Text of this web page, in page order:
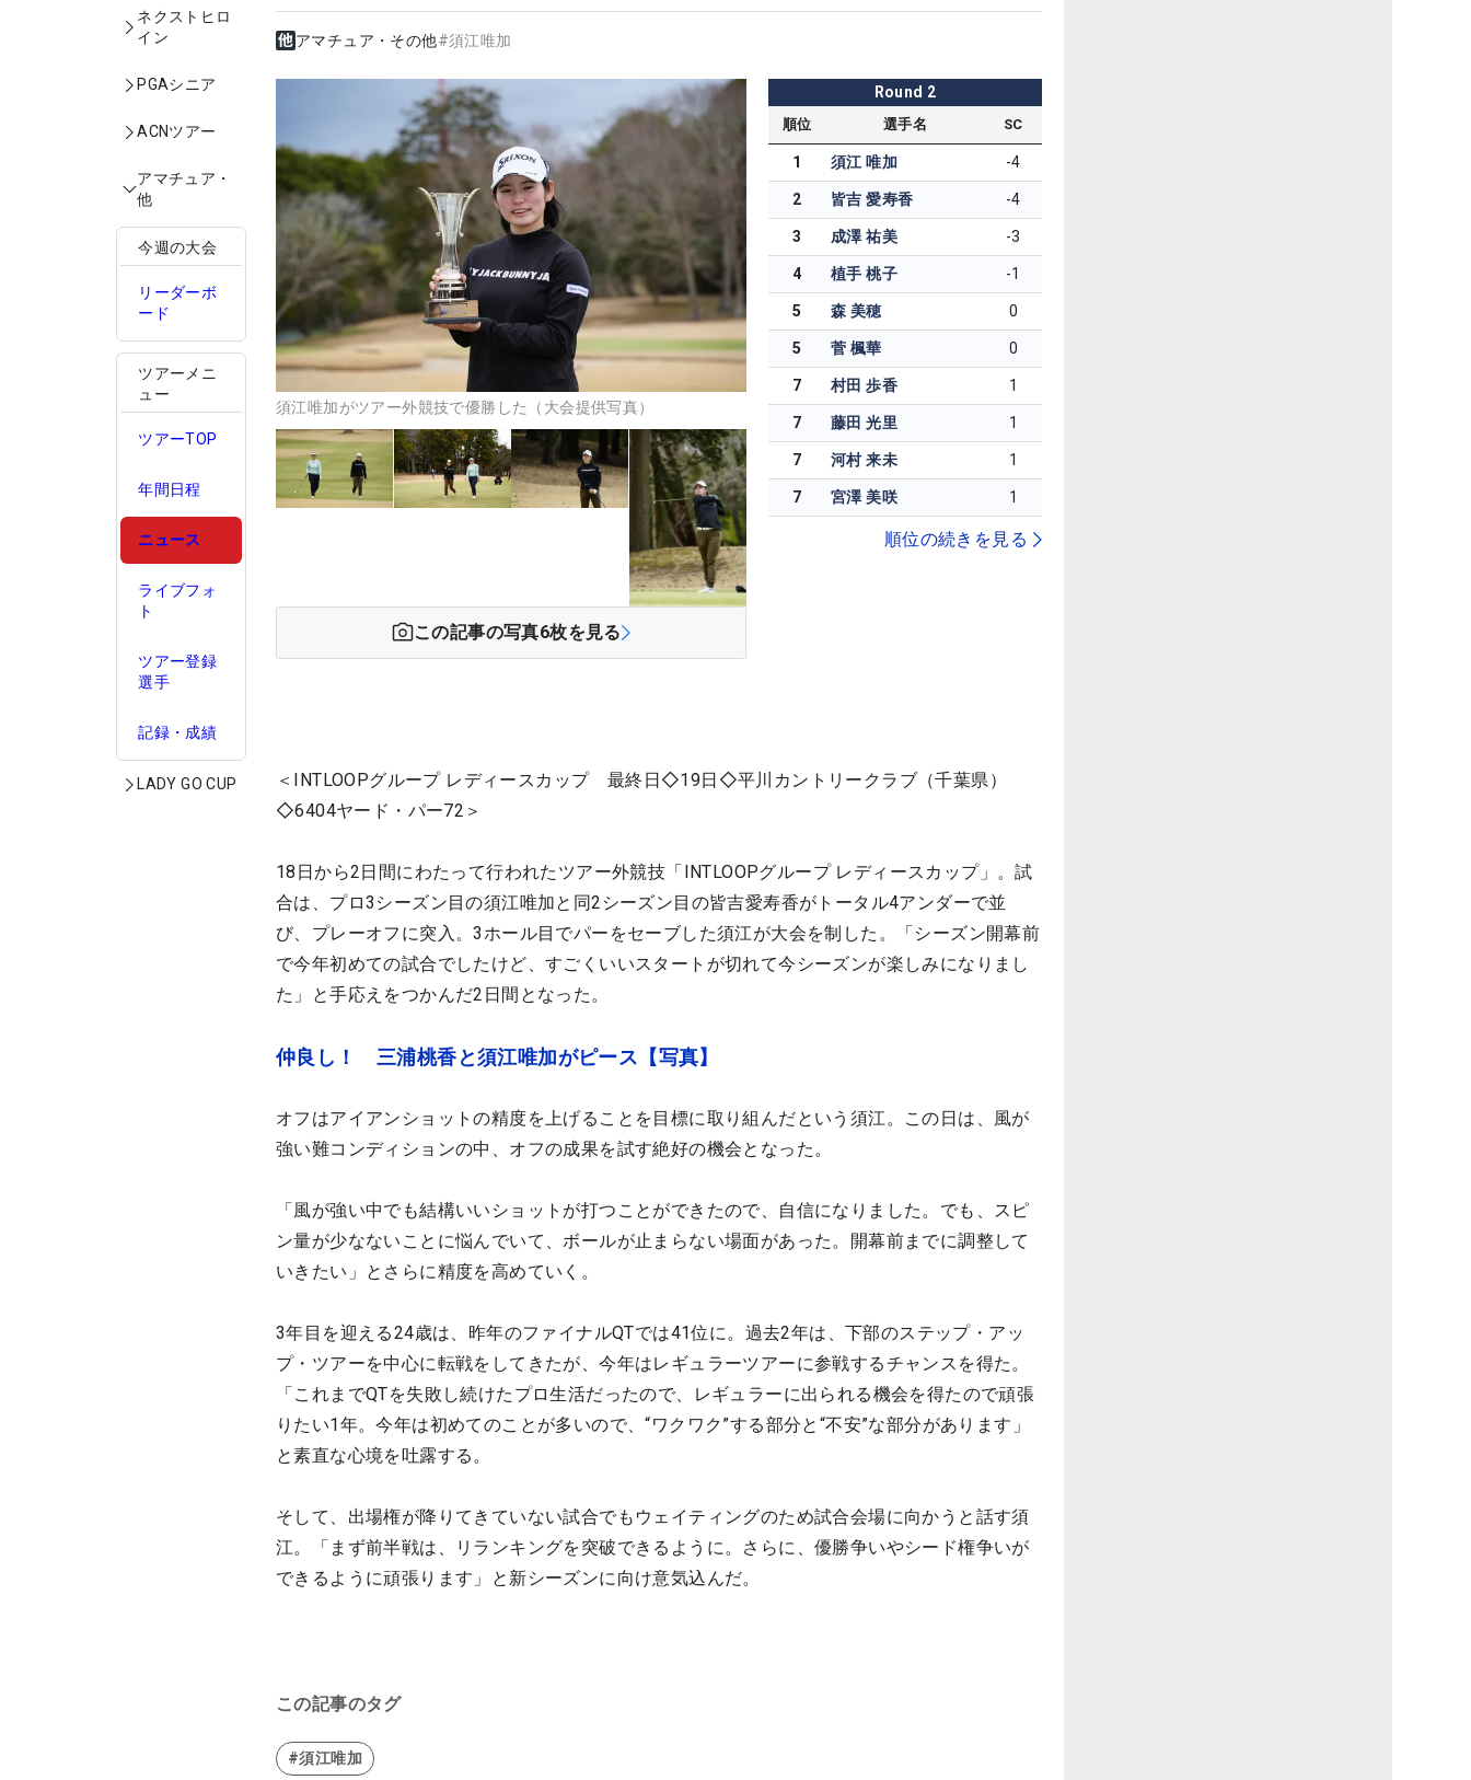
ネクストヒロ
イン
PGAシニア
ACNツアー
アマチュア・
他
今週の大会
リーダーボ
ード
ツアーメニ
ュー
ツアーTOP
年間日程
ニュース
ライブフォ
ト
ツアー登録
選手
記録・成績
LADY GO CUP
アマチュア・その他#須江唯加
須江唯加がツアー外競技で優勝した（大会提供写真）
この記事の写真6枚を見る
Round 2
順位 選手名 SC
1 須江 唯加 -4
2 皆吉 愛寿香 -4
3 成澤 祐美 -3
4 植手 桃子 -1
5 森 美穂 0
5 菅 楓華 0
7 村田 歩香 1
7 藤田 光里 1
7 河村 来未 1
7 宮澤 美咲 1
順位の続きを見る
＜INTLOOPグループ レディースカップ 最終日◇19日◇平川カントリークラブ（千葉県）
◇6404ヤード・パー72＞
18日から2日間にわたって行われたツアー外競技「INTLOOPグループ レディースカップ」。試
合は、プロ3シーズン目の須江唯加と同2シーズン目の皆吉愛寿香がトータル4アンダーで並
び、プレーオフに突入。3ホール目でパーをセーブした須江が大会を制した。「シーズン開幕前
で今年初めての試合でしたけど、すごくいいスタートが切れて今シーズンが楽しみになりまし
た」と手応えをつかんだ2日間となった。
仲良し！ 三浦桃香と須江唯加がピース【写真】
オフはアイアンショットの精度を上げることを目標に取り組んだという須江。この日は、風が
強い難コンディションの中、オフの成果を試す絶好の機会となった。
「風が強い中でも結構いいショットが打つことができたので、自信になりました。でも、スピ
ン量が少なないことに悩んでいて、ボールが止まらない場面があった。開幕前までに調整して
いきたい」とさらに精度を高めていく。
3年目を迎える24歳は、昨年のファイナルQTでは41位に。過去2年は、下部のステップ・アッ
プ・ツアーを中心に転戦をしてきたが、今年はレギュラーツアーに参戦するチャンスを得た。
「これまでQTを失敗し続けたプロ生活だったので、レギュラーに出られる機会を得たので頑張
りたい1年。今年は初めてのことが多いので、“ワクワク”する部分と“不安”な部分があります」
と素直な心境を吐露する。
そして、出場権が降りてきていない試合でもウェイティングのため試合会場に向かうと話す須
江。「まず前半戦は、リランキングを突破できるように。さらに、優勝争いやシード権争いが
できるように頑張ります」と新シーズンに向け意気込んだ。
この記事のタグ
#須江唯加